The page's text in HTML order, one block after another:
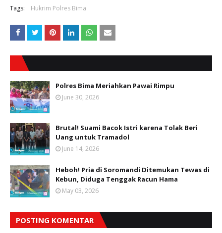
Tags: Hukrim Polres Bima
Polres Bima Meriahkan Pawai Rimpu
June 30, 2026
Brutal! Suami Bacok Istri karena Tolak Beri
Uang untuk Tramadol
June 14, 2026
Heboh! Pria di Soromandi Ditemukan Tewas di
Kebun, Diduga Tenggak Racun Hama
May 03, 2026
POSTING KOMENTAR